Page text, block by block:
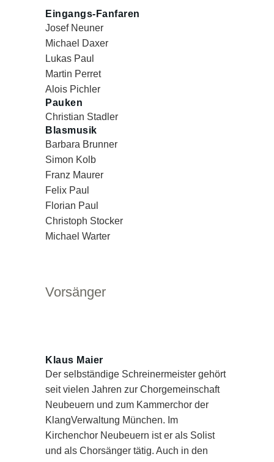
Eingangs-Fanfaren
Josef Neuner
Michael Daxer
Lukas Paul
Martin Perret
Alois Pichler
Pauken
Christian Stadler
Blasmusik
Barbara Brunner
Simon Kolb
Franz Maurer
Felix Paul
Florian Paul
Christoph Stocker
Michael Warter
Vorsänger
Klaus Maier
Der selbständige Schreinermeister gehört
seit vielen Jahren zur Chorgemeinschaft
Neubeuern und zum Kammerchor der
KlangVerwaltung München. Im
Kirchenchor Neubeuern ist er als Solist
und als Chorsänger tätig. Auch in den